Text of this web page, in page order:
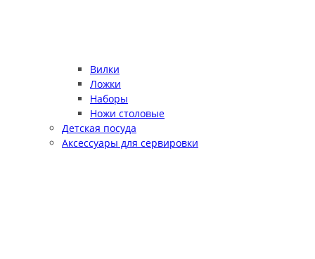
Вилки
Ложки
Наборы
Ножи столовые
Детская посуда
Аксессуары для сервировки